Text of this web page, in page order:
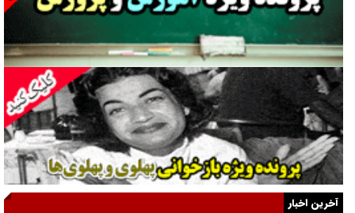
ارتقا می‌داد
راننده مست به قانون می‌خندد
همه آقای دوربینی شده‌ایم!
قصه ناتمام سرویس مدارس
آیا مقاومت فلسطین خلع‌سلاح می‌شود؟
الگوی وحدت‌آفرین در ادراک سیاست خارجی
آخرین اخبار